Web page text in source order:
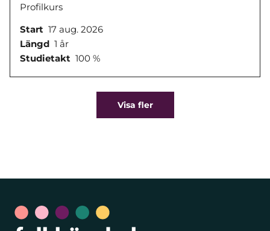
Profilkurs
Start 17 aug. 2026
Längd 1 år
Studietakt 100 %
Visa fler